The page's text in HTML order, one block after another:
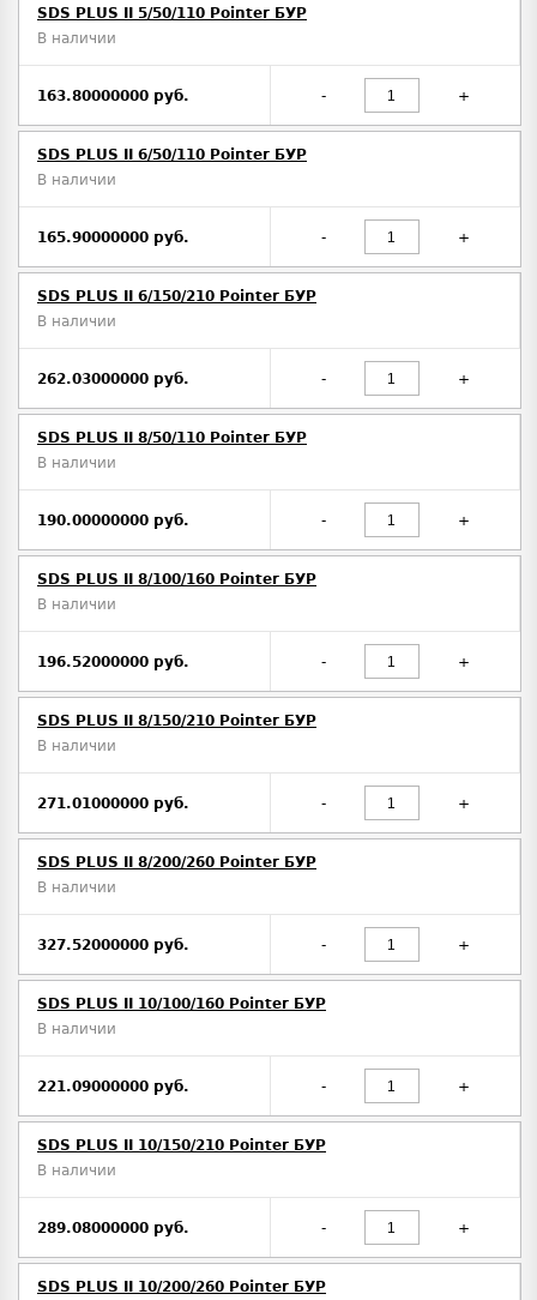
SDS PLUS II 5/50/110 Pointer БУР
В наличии
163.80000000 руб. - +
SDS PLUS II 6/50/110 Pointer БУР
В наличии
165.90000000 руб. - +
SDS PLUS II 6/150/210 Pointer БУР
В наличии
262.03000000 руб. - +
SDS PLUS II 8/50/110 Pointer БУР
В наличии
190.00000000 руб. - +
SDS PLUS II 8/100/160 Pointer БУР
В наличии
196.52000000 руб. - +
SDS PLUS II 8/150/210 Pointer БУР
В наличии
271.01000000 руб. - +
SDS PLUS II 8/200/260 Pointer БУР
В наличии
327.52000000 руб. - +
SDS PLUS II 10/100/160 Pointer БУР
В наличии
221.09000000 руб. - +
SDS PLUS II 10/150/210 Pointer БУР
В наличии
289.08000000 руб. - +
SDS PLUS II 10/200/260 Pointer БУР